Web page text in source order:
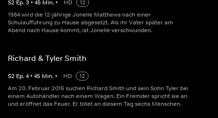
S2 Ep.3 • 45 Min. • HD
12
1984 wird die 12-jährige Jonelle Matthews nach einer
Schulaufführung zu Hause abgesetzt. Als ihr Vater später am
Abend nach Hause kommt, ist Jonelle verschwunden.
Richard & Tyler Smith
S2 Ep.4 • 45 Min. • HD
12
Am 20. Februar 2016 suchen Richard Smith und sein Sohn Tyler bei
einem Autohändler nach einem Wagen. Ein Fremder spricht sie an
und eröffnet das Feuer. Er tötet an diesem Tag sechs Menschen.